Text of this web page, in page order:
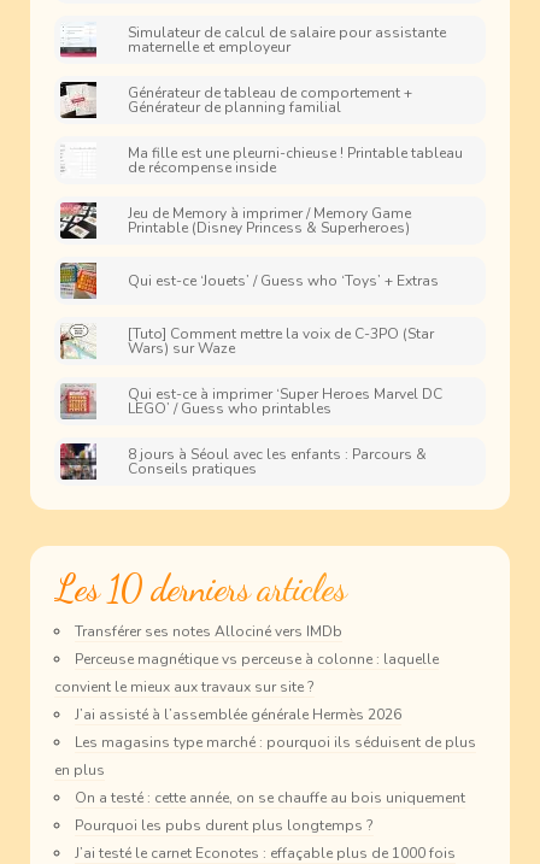
Simulateur de calcul de salaire pour assistante
maternelle et employeur
Générateur de tableau de comportement +
Générateur de planning familial
Ma fille est une pleurni-chieuse ! Printable tableau
de récompense inside
Jeu de Memory à imprimer / Memory Game
Printable (Disney Princess & Superheroes)
Qui est-ce ‘Jouets’ / Guess who ‘Toys’ + Extras
[Tuto] Comment mettre la voix de C-3PO (Star
Wars) sur Waze
Qui est-ce à imprimer ‘Super Heroes Marvel DC
LEGO’ / Guess who printables
8 jours à Séoul avec les enfants : Parcours &
Conseils pratiques
Les 10 derniers articles
Transférer ses notes Allociné vers IMDb
Perceuse magnétique vs perceuse à colonne : laquelle
convient le mieux aux travaux sur site ?
J’ai assisté à l’assemblée générale Hermès 2026
Les magasins type marché : pourquoi ils séduisent de plus
en plus
On a testé : cette année, on se chauffe au bois uniquement
Pourquoi les pubs durent plus longtemps ?
J’ai testé le carnet Econotes : effaçable plus de 1000 fois